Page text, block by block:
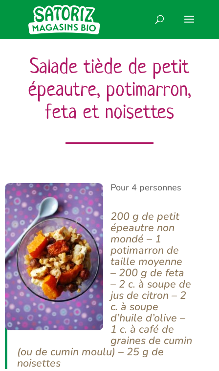
Salade tiède de petit
épeautre, potimarron,
feta et noisettes
Pour 4 personnes
200 g de petit
épeautre non
mondé – 1
potimarron de
taille moyenne
– 200 g de feta
– 2 c. à soupe de
jus de citron – 2
c. à soupe
d’huile d’olive –
1 c. à café de
graines de cumin
(ou de cumin moulu) – 25 g de
noisettes